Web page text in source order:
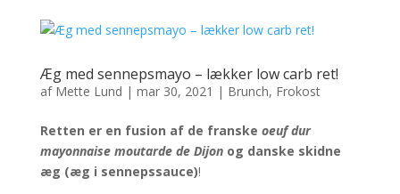
Æg med sennepsmayo – lækker low carb ret!
af Mette Lund | mar 30, 2021 | Brunch, Frokost
Retten er en fusion af de franske oeuf dur
mayonnaise moutarde de Dijonog danske skidne
æg (æg i sennepssauce)!